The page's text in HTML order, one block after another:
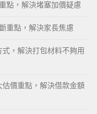
點，解決堵塞加價疑慮
重點，解決家長焦慮
，解決打包材料不夠用
價重點，解決借款金額